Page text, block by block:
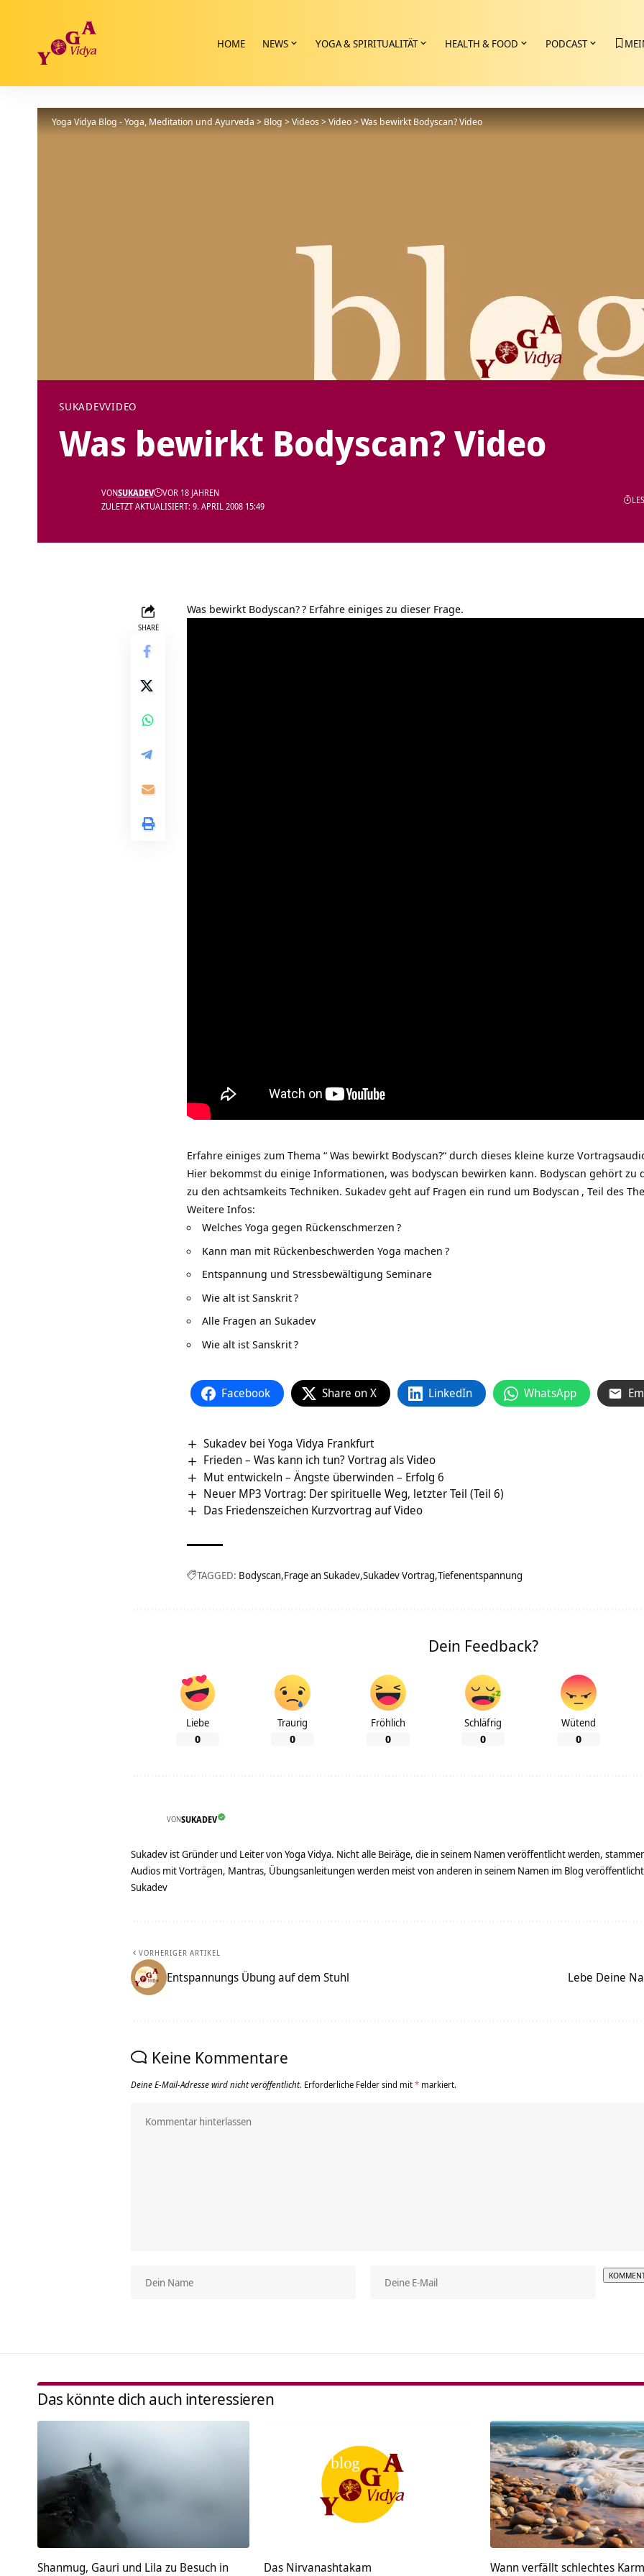
HOME NEWS YOGA & SPIRITUALITÄT HEALTH & FOOD PODCAST
Yoga Vidya Blog - Yoga, Meditation und Ayurveda>Blog>Videos>Video>Was bewirkt Bodyscan? Video
SUKADEVVIDEO
Was bewirkt Bodyscan? Video
ZULETZT AKTUALISIERT: 9. APRIL 2008 15:49
VONSUKADEV VOR 18 JAHREN
SHARE
Was bewirkt Bodyscan?? Erfahre einiges zu dieser Frage.
Erfahre einiges zum Thema “ Was bewirkt Bodyscan?“ durch dieses kleine kurze
Hier bekommst du einige Informationen, was bodyscan bewirken kann. Bodyscan gehört
zu den achtsamkeits Techniken. Sukadev geht auf Fragen ein rund um Bodyscan , Teil des
Weitere Infos:
Welches Yoga gegen Rückenschmerzen ?
Kann man mit Rückenbeschwerden Yoga machen ?
Entspannung und Stressbewältigung Seminare
Wie alt ist Sanskrit?
Alle Fragen an Sukadev
Wie alt ist Sanskrit?
Facebook Share on X LinkedIn WhatsApp
Sukadev bei Yoga Vidya Frankfurt
Frieden – Was kann ich tun? Vortrag als Video
Mut entwickeln – Ängste überwinden – Erfolg 6
Neuer MP3 Vortrag: Der spirituelle Weg, letzter Teil (Teil 6)
Das Friedenszeichen Kurzvortrag auf Video
TAGGED: Bodyscan Frage an Sukadev Sukadev Vortrag Tiefenentspannung
Dein Feedback?
Liebe
0
Traurig
0
Fröhlich
0
Schläfrig
0
Wütend
0
VONSUKADEV
Sukadev ist Gründer und Leiter von Yoga Vidya. Nicht alle Beiräge, die in seinem Namen veröffentlicht werden,
Audios mit Vorträgen, Mantras, Übungsanleitungen werden meist von anderen in seinem Namen im Blog
Sukadev
VORHERIGER ARTIKEL
Entspannungs Übung auf dem Stuhl Lebe Deine
Keine Kommentare
Deine E-Mail-Adresse wird nicht veröffentlicht. Erforderliche Felder sind mit* markiert.
Das könnte dich auch interessieren
Shanmug, Gauri und Lila zu Besuch in Das Nirvanashtakam Wann verfällt schlechtes